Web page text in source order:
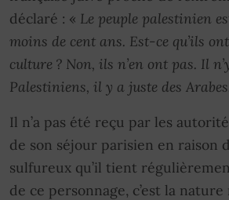
déclaré : « Le peuple palestinien
moins de cent ans. Est-ce qu’ils
culture ? Non, ils n’en ont pas. Il
Palestiniens, il y a juste des
Il n’a pas été reçu par les
de son séjour parisien en raison
sulfureux qu’il tient
de ce personnage, c’est la